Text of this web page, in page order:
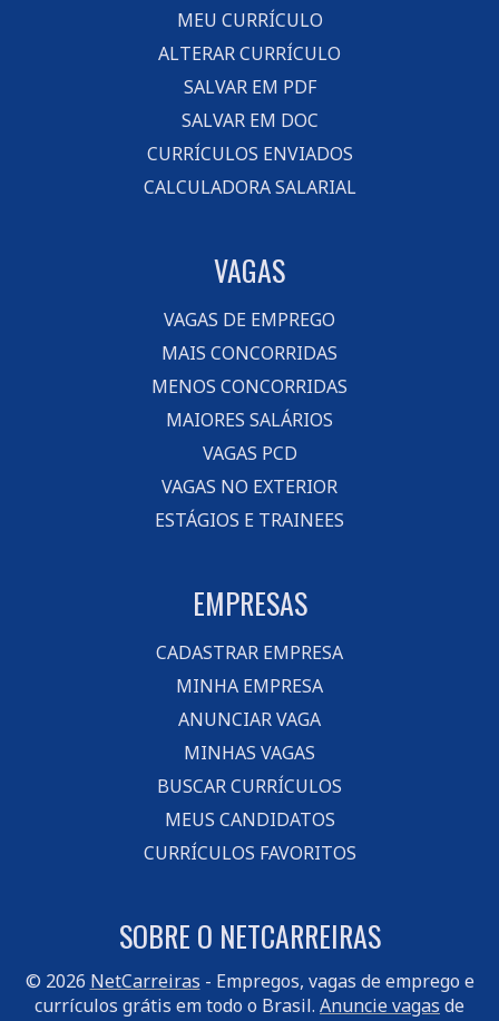
MEU CURRÍCULO
ALTERAR CURRÍCULO
SALVAR EM PDF
SALVAR EM DOC
CURRÍCULOS ENVIADOS
CALCULADORA SALARIAL
VAGAS
VAGAS DE EMPREGO
MAIS CONCORRIDAS
MENOS CONCORRIDAS
MAIORES SALÁRIOS
VAGAS PCD
VAGAS NO EXTERIOR
ESTÁGIOS E TRAINEES
EMPRESAS
CADASTRAR EMPRESA
MINHA EMPRESA
ANUNCIAR VAGA
MINHAS VAGAS
BUSCAR CURRÍCULOS
MEUS CANDIDATOS
CURRÍCULOS FAVORITOS
SOBRE O NETCARREIRAS
© 2026 NetCarreiras - Empregos, vagas de emprego e
currículos grátis em todo o Brasil. Anuncie vagas de